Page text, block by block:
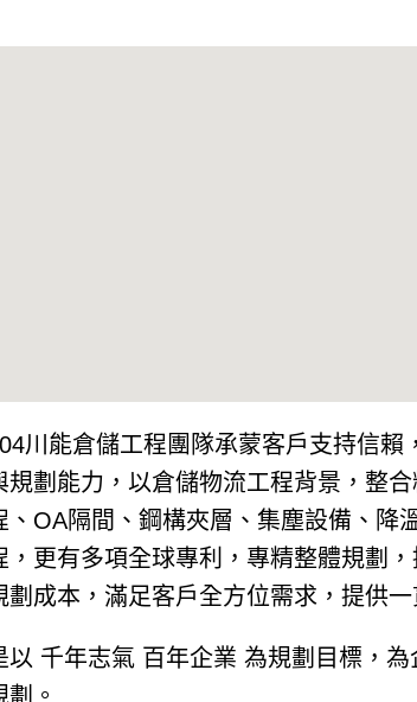
川能倉儲工程團隊承蒙客戶支持信賴
規劃能力，以倉儲物流工程背景，整
、OA隔間、鋼構夾層、集塵設備、
，更有多項全球專利，專精整體規劃
劃成本，滿足客戶全方位需求，提供一
以 千年志氣 百年企業 為規劃目標，
劃。